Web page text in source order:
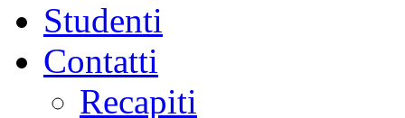
Studenti
Contatti
Recapiti